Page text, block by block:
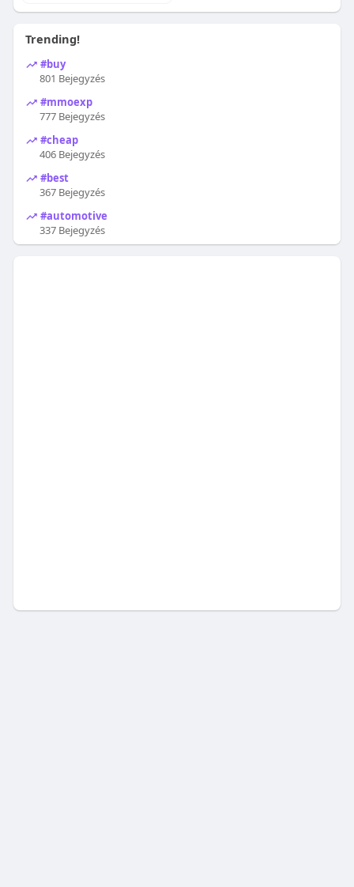
Trending!
#buy
801 Bejegyzés
#mmoexp
777 Bejegyzés
#cheap
406 Bejegyzés
#best
367 Bejegyzés
#automotive
337 Bejegyzés